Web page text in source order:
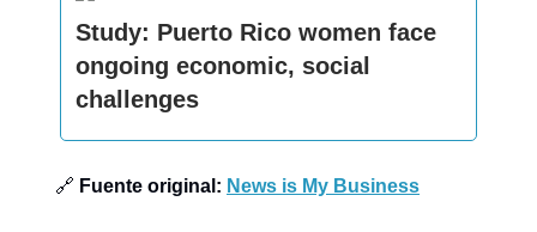
Study: Puerto Rico women face
ongoing economic, social
challenges
🔗 Fuente original: News is My Business